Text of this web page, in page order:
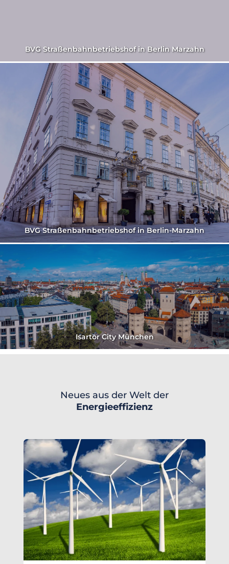
BVG Straßenbahnbetriebshof in Berlin Marzahn
BVG Straßenbahnbetriebshof in Berlin-Marzahn
Isartor City München
Neues aus der Welt der
Energieeffizienz